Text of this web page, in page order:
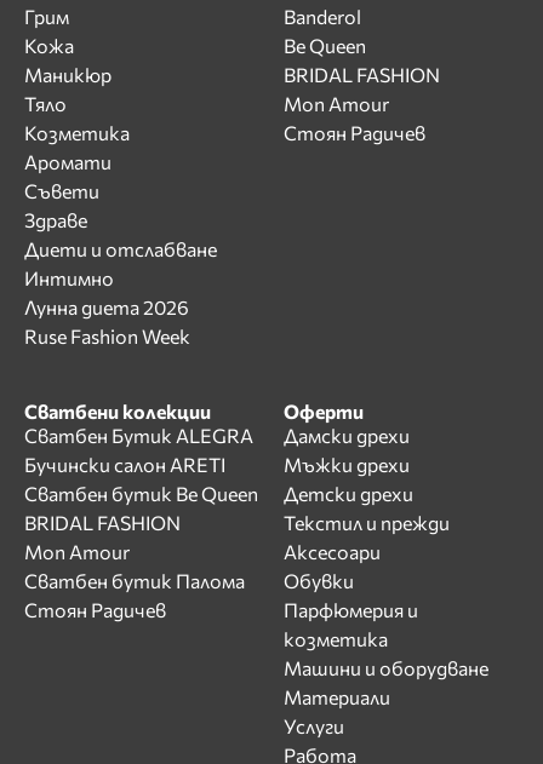
Грим
Кожа
Маникюр
Тяло
Козметика
Аромати
Съвети
Здраве
Диети и отслабване
Интимно
Лунна диета 2026
Ruse Fashion Week
Banderol
Be Queen
BRIDAL FASHION
Mon Amour
Стоян Радичев
Сватбени колекции
Сватбен Бутик ALEGRA
Бучински салон ARETI
Сватбен бутик Be Queen
BRIDAL FASHION
Mon Amour
Сватбен бутик Палома
Стоян Радичев
Оферти
Дамски дрехи
Мъжки дрехи
Детски дрехи
Текстил и прежди
Аксесоари
Обувки
Парфюмерия и
козметика
Машини и оборудване
Материали
Услуги
Работа